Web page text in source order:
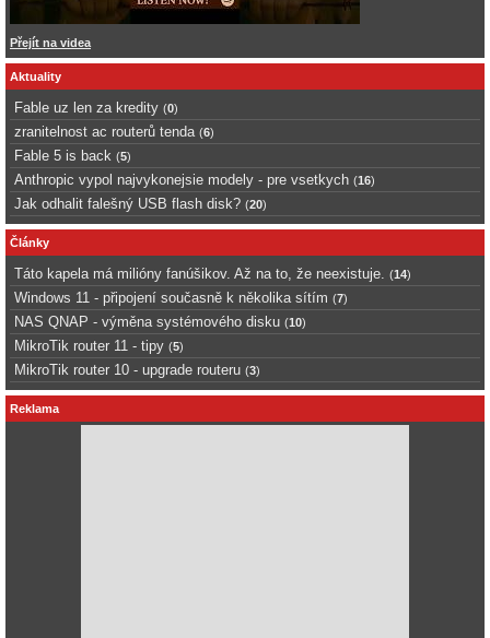
Přejít na videa
Aktuality
Fable uz len za kredity (0)
zranitelnost ac routerů tenda (6)
Fable 5 is back (5)
Anthropic vypol najvykonejsie modely - pre vsetkych (16)
Jak odhalit falešný USB flash disk? (20)
Články
Táto kapela má milióny fanúšikov. Až na to, že neexistuje. (14)
Windows 11 - připojení současně k několika sítím (7)
NAS QNAP - výměna systémového disku (10)
MikroTik router 11 - tipy (5)
MikroTik router 10 - upgrade routeru (3)
Reklama